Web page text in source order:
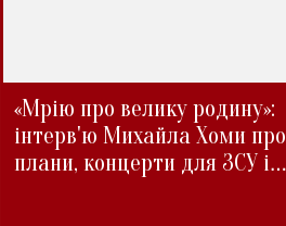
«Мрію про велику родину»:
інтерв'ю Михайла Хоми про
плани, концерти для ЗСУ і